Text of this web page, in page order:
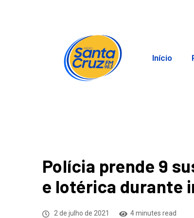
Início
Polícia prende 9
e lotérica durante
2 de julho de 2021 4 minutes read